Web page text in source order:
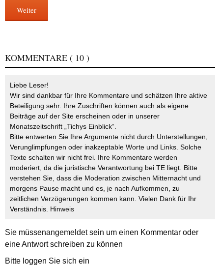
Weiter
KOMMENTARE ( 10 )
Liebe Leser!
Wir sind dankbar für Ihre Kommentare und schätzen Ihre aktive
Beteiligung sehr. Ihre Zuschriften können auch als eigene
Beiträge auf der Site erscheinen oder in unserer
Monatszeitschrift „Tichys Einblick“.
Bitte entwerten Sie Ihre Argumente nicht durch Unterstellungen,
Verunglimpfungen oder inakzeptable Worte und Links. Solche
Texte schalten wir nicht frei. Ihre Kommentare werden
moderiert, da die juristische Verantwortung bei TE liegt. Bitte
verstehen Sie, dass die Moderation zwischen Mitternacht und
morgens Pause macht und es, je nach Aufkommen, zu
zeitlichen Verzögerungen kommen kann. Vielen Dank für Ihr
Verständnis. Hinweis
Sie müssenangemeldetsein um einen Kommentar oder
eine Antwort schreiben zu können
Bitte loggen Sie sich ein